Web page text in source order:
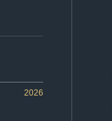
2026